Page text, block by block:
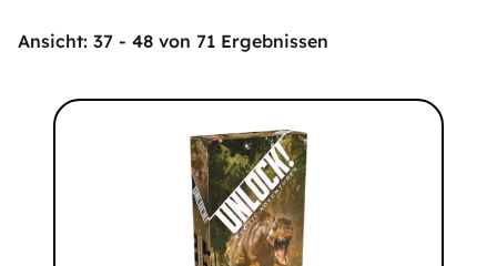
Ansicht: 37 - 48 von 71 Ergebnissen